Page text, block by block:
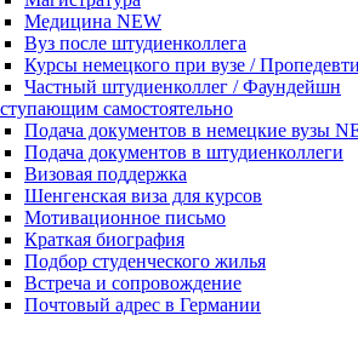
Медицина NEW
Вуз после штудиенколлега
Курсы немецкого при вузе /
Частный штудиенколлег / Фаундейшн
самостоятельно
Подача документов в немецкие вузы
Подача документов в штудиенколлеги
Визовая поддержка
Шенгенская виза для курсов
Мотивационное письмо
Краткая биография
Подбор студенческого жилья
Встреча и сопровождение
Почтовый адрес в Германии